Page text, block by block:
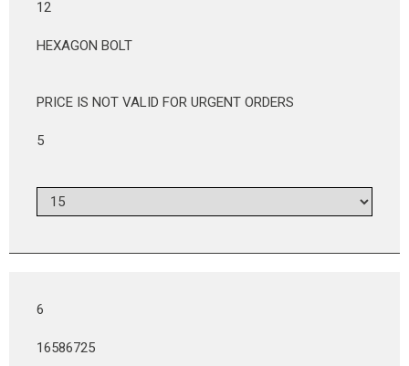
12
HEXAGON BOLT
PRICE IS NOT VALID FOR URGENT ORDERS
5
6
16586725